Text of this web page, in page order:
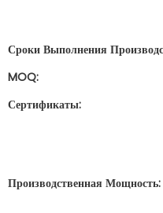
Сроки Выполнения
MOQ:
Сертификаты:
Производственная Мощность: